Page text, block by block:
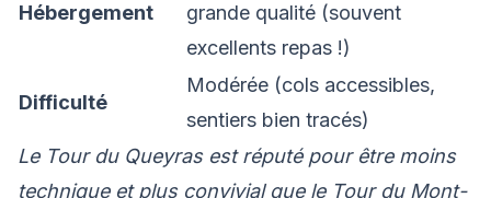
Hébergement
grande qualité (souvent
excellents repas !)
Difficulté
Modérée (cols accessibles,
sentiers bien tracés)
Le Tour du Queyras est réputé pour être moins
technique et plus convivial que le Tour du Mont-